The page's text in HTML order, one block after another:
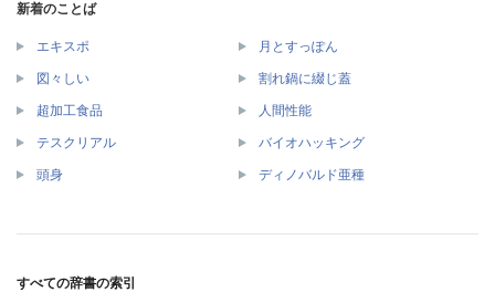
新着のことば
エキスポ 月とすっぽん
図々しい 割れ鍋に綴じ蓋
超加工食品 人間性能
テスクリアル バイオハッキング
頭身 ディノバルド亜種
すべての辞書の索引